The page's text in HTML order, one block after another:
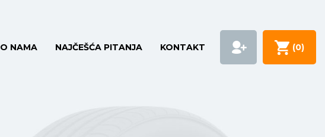
O NAMA NAJČEŠĆA PITANJA KONTAKT (0)